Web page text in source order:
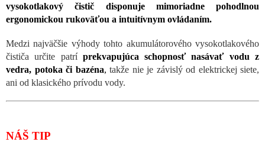
vysokotlakový čistič disponuje mimoriadne pohodlnou
ergonomickou rukoväťou a intuitívnym ovládaním.
Medzi najväčšie výhody tohto akumulátorového vysokotlakového
čističa určite patrí prekvapujúca schopnosť nasávať vodu z
vedra, potoka či bazéna, takže nie je závislý od elektrickej siete,
ani od klasického prívodu vody.
NÁŠ TIP